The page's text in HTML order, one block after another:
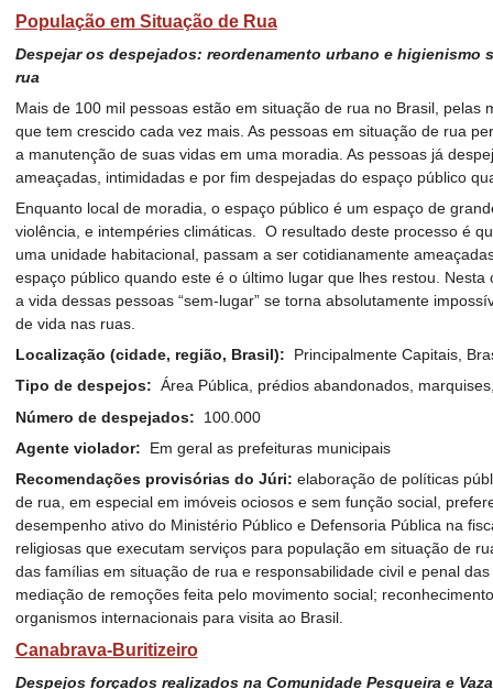
População em Situação de Rua
Despejar os despejados: reordenamento urbano e higienismo
rua
Mais de 100 mil pessoas estão em situação de rua no Brasil, pelas
que tem crescido cada vez mais. As pessoas em situação de rua
a manutenção de suas vidas em uma moradia. As pessoas já
ameaçadas, intimidadas e por fim despejadas do espaço público
Enquanto local de moradia, o espaço público é um espaço de
violência, e intempéries climáticas. O resultado deste processo é
uma unidade habitacional, passam a ser cotidianamente
espaço público quando este é o último lugar que lhes restou.
a vida dessas pessoas “sem-lugar” se torna absolutamente
de vida nas ruas.
Localização (cidade, região, Brasil): Principalmente Capitais,
Tipo de despejos: Área Pública, prédios abandonados,
Número de despejados: 100.000
Agente violador: Em geral as prefeituras municipais
Recomendações provisórias do Júri: elaboração de políticas
de rua, em especial em imóveis ociosos e sem função social,
desempenho ativo do Ministério Público e Defensoria Pública na
religiosas que executam serviços para população em situação de
das famílias em situação de rua e responsabilidade civil e penal
mediação de remoções feita pelo movimento social;
organismos internacionais para visita ao Brasil.
Canabrava-Buritizeiro
Despejos forçados realizados na Comunidade Pesqueira e